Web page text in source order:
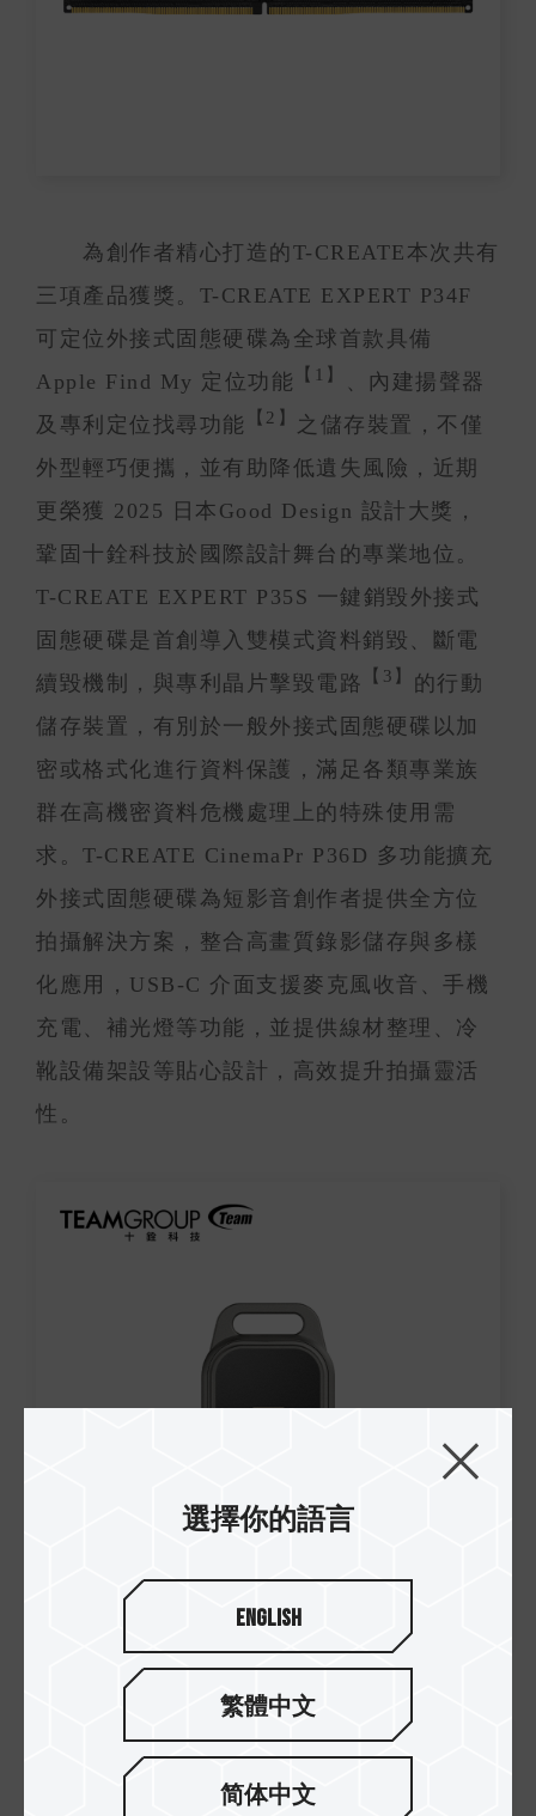
為創作者精心打造的T-CREATE本次共有
三項產品獲獎。T-CREATE EXPERT P34F
可定位外接式固態硬碟為全球首款具備
Apple Find My 定位功能
【1】
、內建揚聲器
及專利定位找尋功能
【2】
之儲存裝置，不僅
外型輕巧便攜，並有助降低遺失風險，近期
更榮獲 2025 日本Good Design 設計大獎，
鞏固十銓科技於國際設計舞台的專業地位。
T-CREATE EXPERT P35S 一鍵銷毀外接式
固態硬碟是首創導入雙模式資料銷毀、斷電
續毀機制，與專利晶片擊毀電路
【3】 的行動
儲存裝置，有別於一般外接式固態硬碟以加
密或格式化進行資料保護，滿足各類專業族
群在高機密資料危機處理上的特殊使用需
求。T-CREATE CinemaPr P36D 多功能擴充
外接式固態硬碟為短影音創作者提供全方位
拍攝解決方案，整合高畫質錄影儲存與多樣
化應用，USB-C 介面支援麥克風收音、手機
充電、補光燈等功能，並提供線材整理、冷
靴設備架設等貼心設計，高效提升拍攝靈活
性。
選擇你的語言
English
繁體中文
简体中文